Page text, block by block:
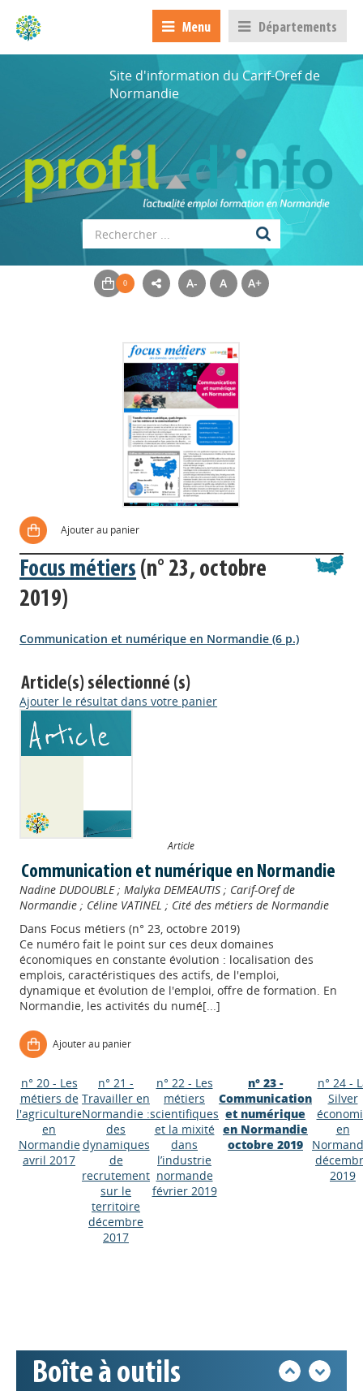
Menu Départements
Site d'information du Carif-Oref de
Normandie
A- A A+
Ajouter au panier
Focus métiers (n° 23, octobre
2019)
Communication et numérique en Normandie (6 p.)
Article(s) sélectionné (s)
Ajouter le résultat dans votre panier
Article
Communication et numérique en Normandie
Nadine DUDOUBLE;Malyka DEMEAUTIS ; Carif-Oref de
Normandie ; Céline VATINEL ; Cité des métiers de Normandie
Dans Focus métiers (n° 23, octobre 2019)
Ce numéro fait le point sur ces deux domaines
économiques en constante évolution : localisation des
emplois, caractéristiques des actifs, de l'emploi,
dynamique et évolution de l'emploi, offre de formation. En
Normandie, les activités du numé[...]
Ajouter au panier
n° 20 - Les
métiers de
l'agriculture
en
Normandie
avril 2017
n° 21 -
Travailler en
Normandie :
des
dynamiques
de
recrutement
sur le
territoire
décembre
2017
n° 22 - Les
métiers
scientifiques
et la mixité
dans
l’industrie
normande
février 2019
n° 23 -
Communication
et numérique
en Normandie
octobre 2019
n° 24 -
Silver
en
2019
Boîte à outils
Appels à projets
Base documentaire